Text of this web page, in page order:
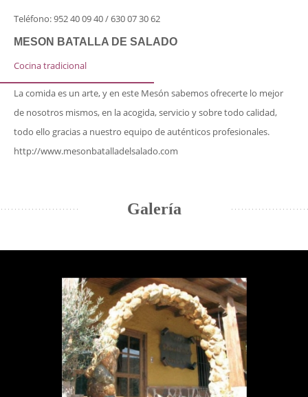
Teléfono: 952 40 09 40 / 630 07 30 62
MESON BATALLA DE SALADO
Cocina tradicional
La comida es un arte, y en este Mesón sabemos ofrecerte lo mejor
de nosotros mismos, en la acogida, servicio y sobre todo calidad,
todo ello gracias a nuestro equipo de auténticos profesionales.
http://www.mesonbatalladelsalado.com
Galería